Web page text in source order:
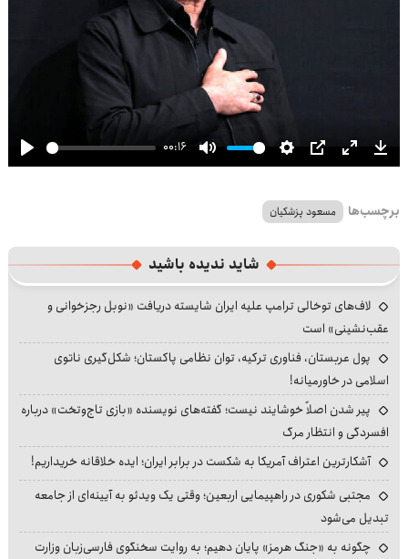
Play
00:16
Mute Settings
PIP Enter
برچسب‌ها مسعود پزشکیان
شاید ندیده باشید
لاف‌های توخالی ترامپ علیه ایران شایسته دریافت «نوبل رجزخوانی و
عقب‌نشینی» است
پول عربستان، فناوری ترکیه، توان نظامی پاکستان؛ شکل‌گیری ناتوی
اسلامی در خاورمیانه!
پیر شدن اصلاً خوشایند نیست؛ گفته‌های نویسنده «بازی تاج‌وتخت» درباره
افسردگی و انتظار مرگ
آشکارترین اعتراف آمریکا به شکست در برابر ایران؛ ایده خلاقانه خریداریم!
مجتبی شکوری در راهپیمایی اربعین؛ وقتی یک ویدئو به آیینه‌ای از جامعه
تبدیل می‌شود
چگونه به «جنگ هرمز» پایان دهیم؛ به روایت سخنگوی فارسی‌زبان وزارت